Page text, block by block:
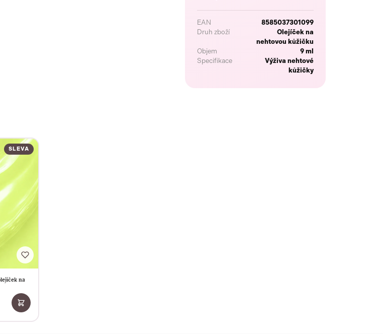
EAN
8585037301099
Druh zboží
Olejíček na
nehtovou kůžičku
Objem
9 ml
Specifikace
Výživa nehtové
kůžičky
SLEVA
na